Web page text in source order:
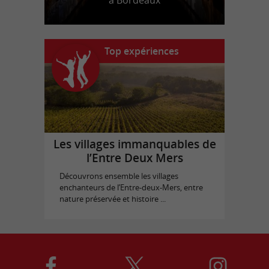
Top expériences
Les villages immanquables de
l’Entre Deux Mers
Découvrons ensemble les villages
enchanteurs de l’Entre-deux-Mers, entre
nature préservée et histoire ...